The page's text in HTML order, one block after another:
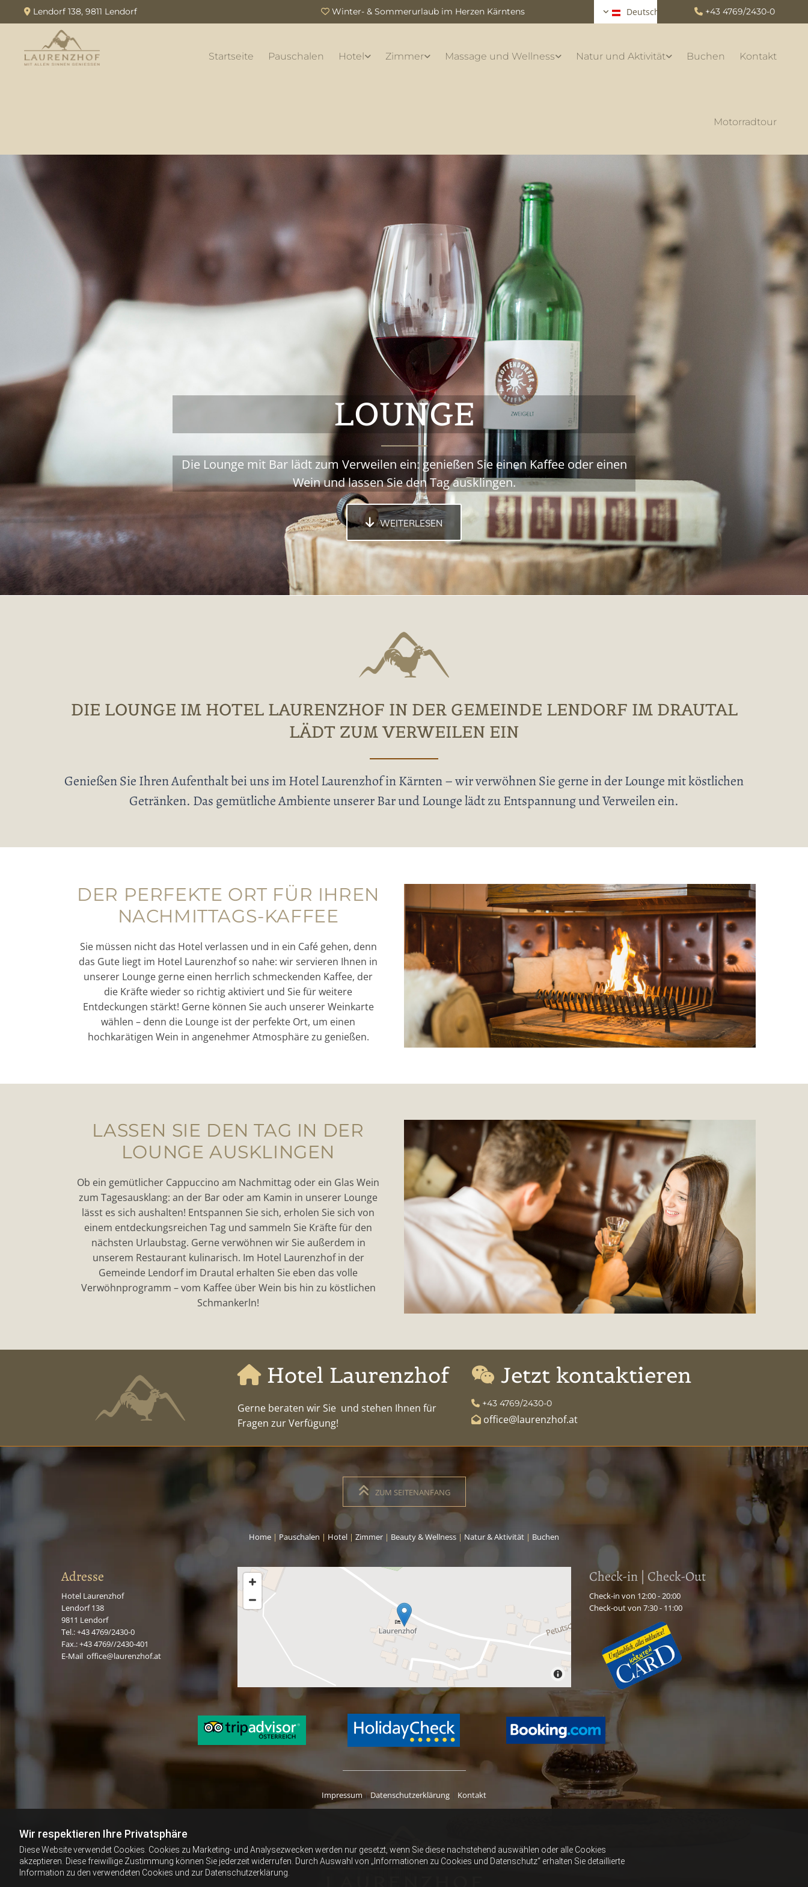
Wir respektieren Ihre Privatsphäre
Diese Website verwendet Cookies. Cookies zu Marketing- und Analysezwecken werden nur gesetzt, wenn Sie diese nachstehend auswählen oder alle Cookies
akzeptieren. Diese freiwillige Zustimmung können Sie jederzeit widerrufen. Durch Auswahl von „Informationen zu Cookies und Datenschutz“ erhalten Sie detaillierte
Information zu den verwendeten Cookies und zur Datenschutzerklärung.
 Lendorf 138, 9811 Lendorf  Winter- & Sommerurlaub im Herzen Kärntens Deutsch  +43 4769/2430-0
Startseite Pauschalen Hotel Zimmer Massage und Wellness Natur und Aktivität Buchen Kontakt
Motorradtour
LOUNGE
Die Lounge mit Bar lädt zum Verweilen ein: genießen Sie einen Kaffee oder einen
Wein und lassen Sie den Tag ausklingen.
WEITERLESEN
DIE LOUNGE IM HOTEL LAURENZHOF IN DER GEMEINDE LENDORF IM DRAUTAL
LÄDT ZUM VERWEILEN EIN
Genießen Sie Ihren Aufenthalt bei uns im Hotel Laurenzhof in Kärnten – wir verwöhnen Sie gerne in der Lounge mit köstlichen
Getränken. Das gemütliche Ambiente unserer Bar und Lounge lädt zu Entspannung und Verweilen ein.
DER PERFEKTE ORT FÜR IHREN
NACHMITTAGS-KAFFEE
Sie müssen nicht das Hotel verlassen und in ein Café gehen, denn
das Gute liegt im Hotel Laurenzhof so nahe: wir servieren Ihnen in
unserer Lounge gerne einen herrlich schmeckenden Kaffee, der
die Kräfte wieder so richtig aktiviert und Sie für weitere
Entdeckungen stärkt! Gerne können Sie auch unserer Weinkarte
wählen – denn die Lounge ist der perfekte Ort, um einen
hochkarätigen Wein in angenehmer Atmosphäre zu genießen.
LASSEN SIE DEN TAG IN DER
LOUNGE AUSKLINGEN
Ob ein gemütlicher Cappuccino am Nachmittag oder ein Glas Wein
zum Tagesausklang: an der Bar oder am Kamin in unserer Lounge
lässt es sich aushalten! Entspannen Sie sich, erholen Sie sich von
einem entdeckungsreichen Tag und sammeln Sie Kräfte für den
nächsten Urlaubstag. Gerne verwöhnen wir Sie außerdem in
unserem Restaurant kulinarisch. Im Hotel Laurenzhof in der
Gemeinde Lendorf im Drautal erhalten Sie eben das volle
Verwöhnprogramm – vom Kaffee über Wein bis hin zu köstlichen
Schmankerln!
 Hotel Laurenzhof
Gerne beraten wir Sie und stehen Ihnen für
Fragen zur Verfügung!
 Jetzt kontaktieren
 +43 4769/2430-0
 office@laurenzhof.at
ZUM SEITENANFANG
Home | Pauschalen | Hotel | Zimmer | Beauty & Wellness | Natur & Aktivität | Buchen
Adresse
Hotel Laurenzhof
Lendorf 138
9811 Lendorf
Tel.:+43 4769/2430-0
Fax.: +43 4769//2430-401
E-Mail office@laurenzhof.at
Check-in | Check-Out
Check-in von 12:00 - 20:00
Check-out von 7:30 - 11:00
Impressum|Datenschutzerklärung Kontakt